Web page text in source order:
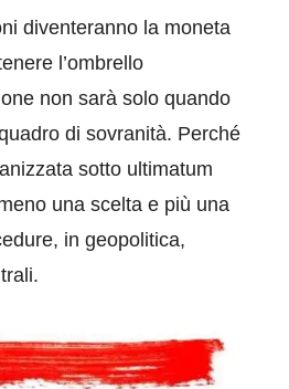
diventeranno la moneta
l’ombrello
non sarà solo quando
di sovranità. Perché
sotto ultimatum
una scelta e più una
in geopolitica,